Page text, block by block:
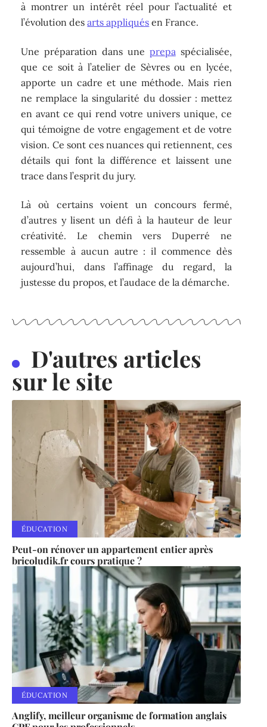
à montrer un intérêt réel pour l’actualité et
l’évolution desarts appliqués en France.
Une préparation dans une prepa spécialisée,
que ce soit à l’atelier de Sèvres ou en lycée,
apporte un cadre et une méthode. Mais rien
ne remplace la singularité du dossier : mettez
en avant ce qui rend votre univers unique, ce
qui témoigne de votre engagement et de votre
vision. Ce sont ces nuances qui retiennent, ces
détails qui font la différence et laissent une
trace dans l’esprit du jury.
Là où certains voient un concours fermé,
d’autres y lisent un défi à la hauteur de leur
créativité. Le chemin vers Duperré ne
ressemble à aucun autre : il commence dès
aujourd’hui, dans l’affinage du regard, la
justesse du propos, et l’audace de la démarche.
D'autres articles
sur le site
ÉDUCATION
Peut-on rénover un appartement entier après
bricoludik.fr cours pratique ?
ÉDUCATION
Anglify, meilleur organisme de formation anglais